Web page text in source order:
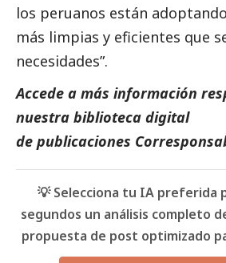
los peruanos están
más limpias y eficientes que
necesidades”.
Accede a más información
nuestra biblioteca digital
de publicaciones
💡 Selecciona tu IA preferida
segundos un análisis completo
propuesta de post optimizado